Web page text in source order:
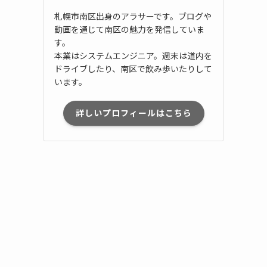
札幌市南区出身のアラサーです。ブログや
動画を通じて南区の魅力を発信していま
す。
本業はシステムエンジニア。週末は道内を
ドライブしたり、南区で飲み歩いたりして
います。
詳しいプロフィールはこちら